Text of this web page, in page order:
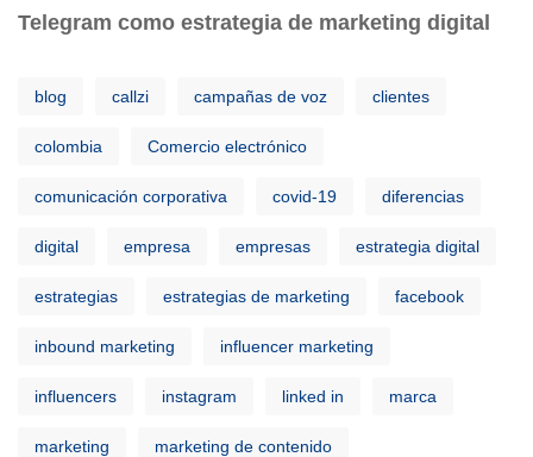
Telegram como estrategia de marketing digital
blog callzi campañas de voz clientes
colombia Comercio electrónico
comunicación corporativa covid-19 diferencias
digital empresa empresas estrategia digital
estrategias estrategias de marketing facebook
inbound marketing influencer marketing
influencers instagram linked in marca
marketing marketing de contenido